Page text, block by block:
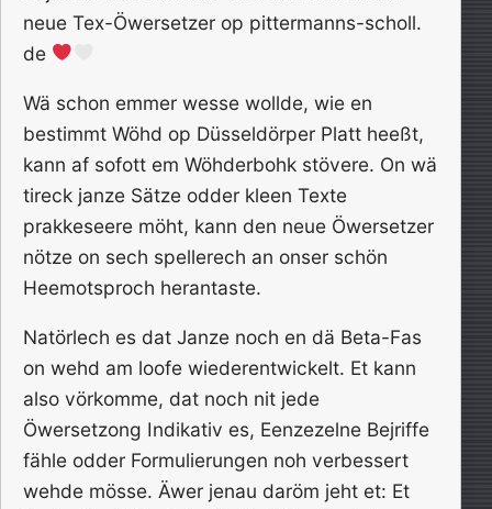
neue Tex-Öwersetzer op pittermanns-scholl.
de
Wä schon emmer wesse wollde, wie en
bestimmt Wöhd op Düsseldörper Platt heeßt,
kann af sofott em Wöhderbohk stövere. On wä
tireck janze Sätze odder kleen Texte
prakkeseere möht, kann den neue Öwersetzer
nötze on sech spellerech an onser schön
Heemotsproch herantaste.
Natörlech es dat Janze noch en dä Beta-Fas
on wehd am loofe wiederentwickelt. Et kann
also vörkomme, dat noch nit jede
Öwersetzong Indikativ es, Eenzezelne Bejriffe
fähle odder Formulierungen noh verbessert
wehde mösse. Äwer jenau daröm jeht et: Et